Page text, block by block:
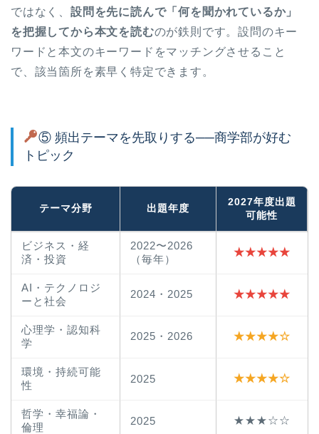
ではなく、 設問を先に読んで「何を聞かれているか」
を把握してから本文を読むのが鉄則です。設問のキー
ワードと本文のキーワードをマッチングさせること
で、該当箇所を素早く特定できます。
⑤ 頻出テーマを先取りする──商学部が好む
トピック
テーマ分野 出題年度
2027年度出題
可能性
ビジネス・経
済・投資
2022〜2026
（毎年）
★★★★★
AI・テクノロジ
ーと社会
2024・2025 ★★★★★
心理学・認知科
学
2025・2026 ★★★★☆
環境・持続可能
性
2025 ★★★★☆
哲学・幸福論・
倫理
2025 ★★★☆☆